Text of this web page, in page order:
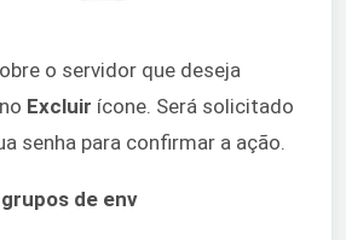
o servidor que deseja
Excluir ícone. Será solicitado
senha para confirmar a ação.
de env